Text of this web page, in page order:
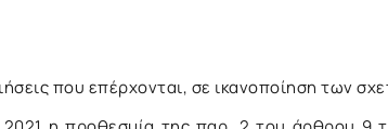
που επέρχονται, σε ικανοποίηση των